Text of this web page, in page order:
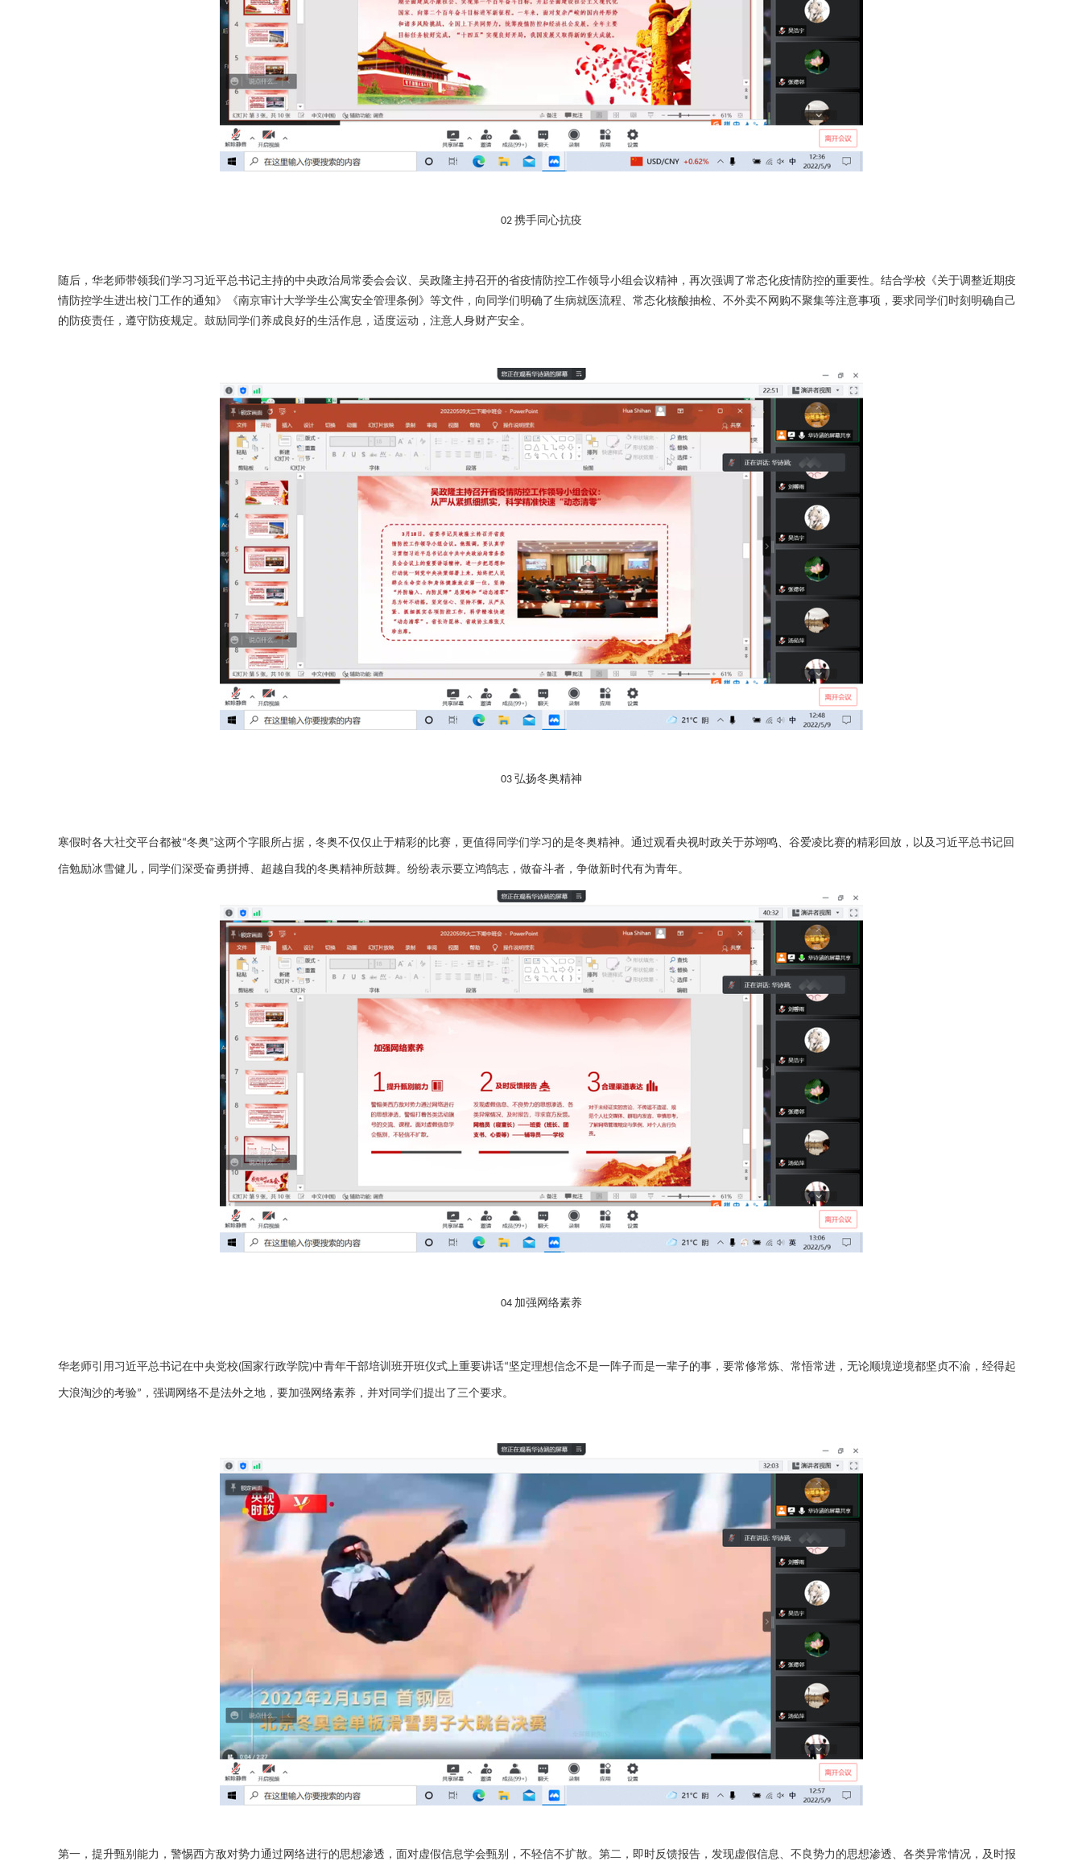
02 携手同心抗疫
随后，华老师带领我们学习习近平总书记主持的中央政治局常委会会议、吴政隆主持召开的省疫情防控工作领导小组会议精神，再次强调了常态化疫情防控的重要性。结合学校《关于调整近期疫
情防控学生进出校门工作的通知》《南京审计大学学生公寓安全管理条例》等文件，向同学们明确了生病就医流程、常态化核酸抽检、不外卖不网购不聚集等注意事项，要求同学们时刻明确自己
的防疫责任，遵守防疫规定。鼓励同学们养成良好的生活作息，适度运动，注意人身财产安全。
03 弘扬冬奥精神
寒假时各大社交平台都被“冬奥”这两个字眼所占据，冬奥不仅仅止于精彩的比赛，更值得同学们学习的是冬奥精神。通过观看央视时政关于苏翊鸣、谷爱凌比赛的精彩回放，以及习近平总书记回
信勉励冰雪健儿，同学们深受奋勇拼搏、超越自我的冬奥精神所鼓舞。纷纷表示要立鸿鹄志，做奋斗者，争做新时代有为青年。
04 加强网络素养
华老师引用习近平总书记在中央党校( 国家行政学院)中青年干部培训班开班仪式上重要讲话“坚定理想信念不是一阵子而是一辈子的事，要常修常炼、常悟常进，无论顺境逆境都坚贞不渝，经得起
大浪淘沙的考验” ，强调网络不是法外之地，要加强网络素养，并对同学们提出了三个要求。
第一，提升甄别能力，警惕西方敌对势力通过网络进行的思想渗透，面对虚假信息学会甄别，不轻信不扩散。第二，即时反馈报告，发现虚假信息、不良势力的思想渗透、各类异常情况，及时报